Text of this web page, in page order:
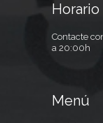
Horario
Contacte
a 20:00h
Menú